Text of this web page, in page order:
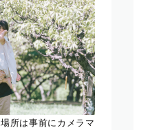
所は事前にカメラマ